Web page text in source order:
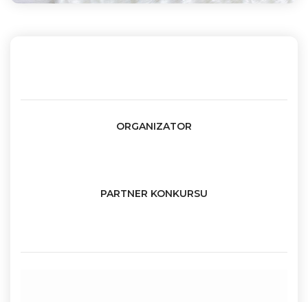
ORGANIZATOR
PARTNER KONKURSU